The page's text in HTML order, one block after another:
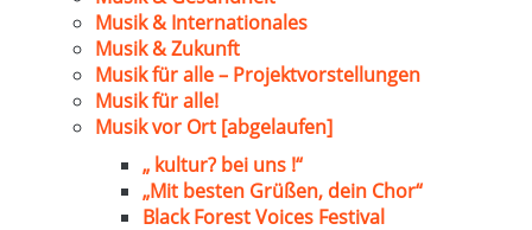
Musik & Internationales
Musik & Zukunft
Musik für alle – Projektvorstellungen
Musik für alle!
Musik vor Ort [abgelaufen]
„ kultur? bei uns !“
„Mit besten Grüßen, dein Chor“
Black Forest Voices Festival